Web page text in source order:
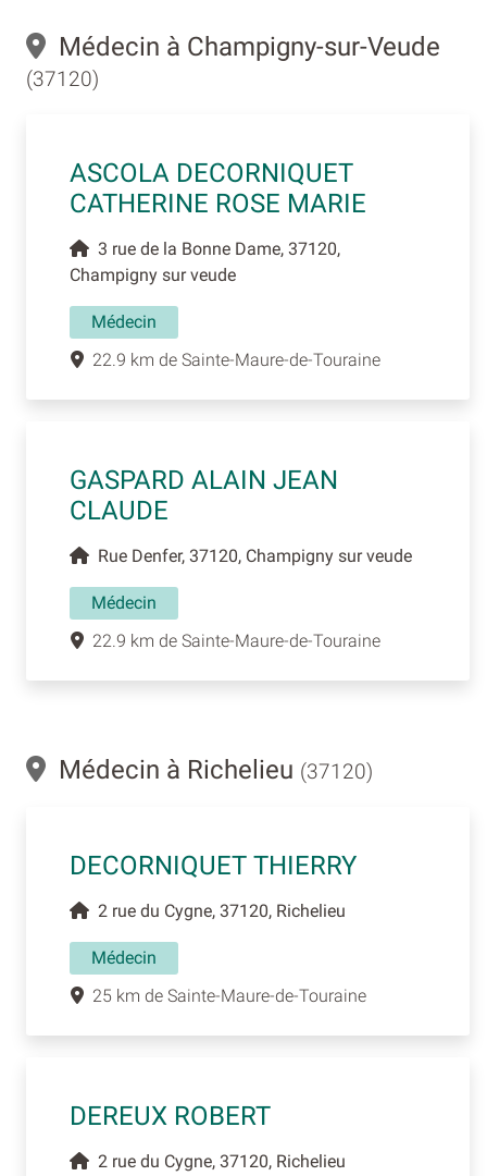
Médecin à Champigny-sur-Veude
(37120)
ASCOLA DECORNIQUET
CATHERINE ROSE MARIE
3 rue de la Bonne Dame, 37120,
Champigny sur veude
Médecin
22.9 km de Sainte-Maure-de-Touraine
GASPARD ALAIN JEAN
CLAUDE
Rue Denfer, 37120, Champigny sur veude
Médecin
22.9 km de Sainte-Maure-de-Touraine
Médecin à Richelieu (37120)
DECORNIQUET THIERRY
2 rue du Cygne, 37120, Richelieu
Médecin
25 km de Sainte-Maure-de-Touraine
DEREUX ROBERT
2 rue du Cygne, 37120, Richelieu